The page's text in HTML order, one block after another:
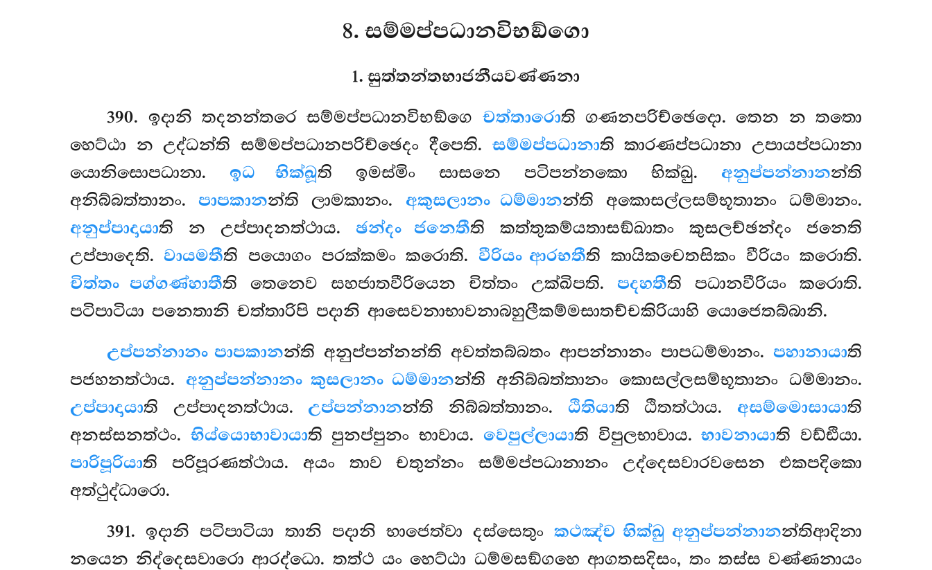
8. සම්මප්පධානවිභඞ්ගො
1. සුත්තන්තභාජනීයවණ්ණනා
390. ඉදානිතදනන්තරෙ සම්මප්පධානවිභඞ්ගෙ චත්තාරොති ගණනපරිච්ඡෙදො. තෙන න තතො
හෙට්ඨා න උද්ධන්ති සම්මප්පධානපරිච්ඡෙදං දීපෙති. සම්මප්පධානාති කාරණප්පධානා උපායප්පධානා
යොනිසොපධානා. ඉධ භික්ඛූති ඉමස්මිං සාසනෙ පටිපන්නකො භික්ඛු. අනුප්පන්නානන්ති
අනිබ්බත්තානං.පාපකානන්ති ලාමකානං. අකුසලානං ධම්මානන්ති අකොසල්ලසම්භූතානං ධම්මානං.
අනුප්පාදායාති න උප්පාදනත්ථාය. ඡන්දං ජනෙතීති කත්තුකම්යතාසඞ්ඛාතං කුසලච්ඡන්දං ජනෙති
උප්පාදෙති. වායමතීති පයොගං පරක්කමං කරොති. වීරියං ආරභතීති කායිකචෙතසිකං වීරියං කරොති.
චිත්තං පග්ගණ්හාතීති තෙනෙව සහජාතවීරියෙන චිත්තං උක්ඛිපති.පදහතීති පධානවීරියං කරොති.
පටිපාටියා පනෙතානි චත්තාරිපි පදානි ආසෙවනාභාවනාබහුලීකම්මසාතච්චකිරියාහි යොජෙතබ්බානි.
උප්පන්නානං පාපකානන්ති අනුප්පන්නන්ති අවත්තබ්බතං ආපන්නානං පාපධම්මානං.පහානායාති
පජහනත්ථාය. අනුප්පන්නානං කුසලානං ධම්මානන්ති අනිබ්බත්තානං කොසල්ලසම්භූතානං ධම්මානං.
උප්පාදායාති උප්පාදනත්ථාය.උප්පන්නානන්ති නිබ්බත්තානං. ඨිතියාති ඨිතත්ථාය. අසම්මොසායාති
අනස්සනත්ථං. භිය්යොභාවායාති පුනප්පුනං භාවාය. වෙපුල්ලායාති විපුලභාවාය.භාවනායාති වඩ්ඪියා.
පාරිපූරියාති පරිපූරණත්ථාය. අයං තාව චතුන්නං සම්මප්පධානානං උද්දෙසවාරවසෙන එකපදිකො
අත්ථුද්ධාරො.
391. ඉදානි පටිපාටියා තානි පදානි භාජෙත්වා දස්සෙතුං කථඤ්ච භික්ඛු අනුප්පන්නානන්තිආදිනා
නයෙන නිද්දෙසවාරො ආරද්ධො. තත්ථ යං හෙට්ඨා ධම්මසඞ්ගහෙ ආගතසදිසං, තං තස්ස වණ්ණනායං